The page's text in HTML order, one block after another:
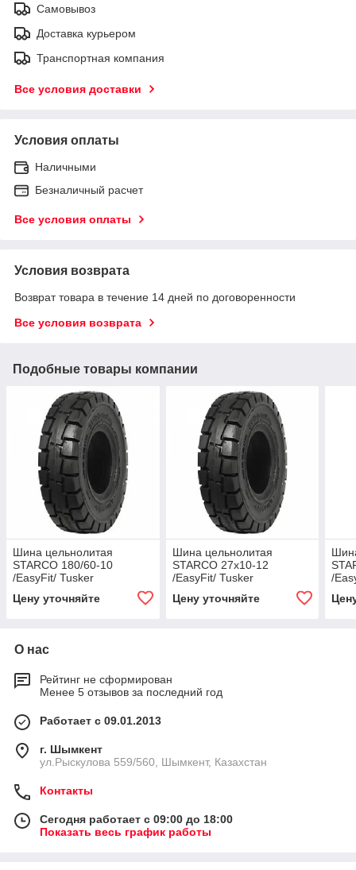
Самовывоз
Доставка курьером
Транспортная компания
Все условия доставки
Условия оплаты
Наличными
Безналичный расчет
Все условия оплаты
Условия возврата
Возврат товара в течение 14 дней по договоренности
Все условия возврата
Подобные товары компании
Шина цельнолитая
STARCO 180/60-10
/EasyFit/ Tusker
Цену уточняйте
Шина цельнолитая
STARCO 27x10-12
/EasyFit/ Tusker
Цену уточняйте
/
О нас
Рейтинг не сформирован
Менее 5 отзывов за последний год
Работает с 09.01.2013
г. Шымкент
ул.Рыскулова 559/560, Шымкент, Казахстан
Контакты
Сегодня работает с 09:00 до 18:00
Показать весь график работы